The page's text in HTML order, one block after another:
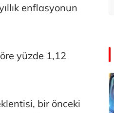
enflasyonun
yüzde 1,12
bir önceki